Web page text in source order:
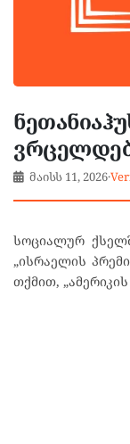
მაისს 11, 2026·
სოციალურ
„ისრაელის
თქმით,